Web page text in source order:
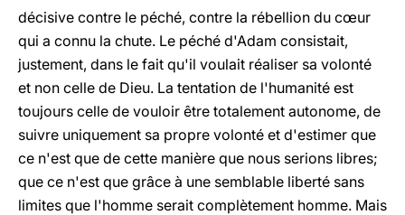
décisive contre le péché, contre la rébellion du cœur
qui a connu la chute. Le péché d'Adam consistait,
justement, dans le fait qu'il voulait réaliser sa volonté
et non celle de Dieu. La tentation de l'humanité est
toujours celle de vouloir être totalement autonome, de
suivre uniquement sa propre volonté et d'estimer que
ce n'est que de cette manière que nous serions libres;
que ce n'est que grâce à une semblable liberté sans
limites que l'homme serait complètement homme. Mais